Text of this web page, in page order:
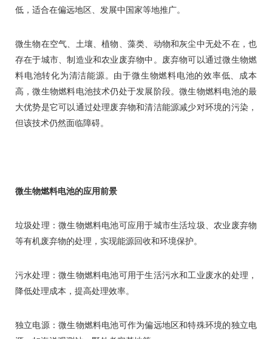
低，适合在偏远地区、发展中国家等地推广。
微生物在空气、土壤、植物、藻类、动物和灰尘中无处不在，也
存在于城市、制造业和农业废弃物中。废弃物可以通过微生物燃
料电池转化为清洁能源。由于微生物燃料电池的效率低、成本
高，微生物燃料电池技术仍处于发展阶段。微生物燃料电池的最
大优势是它可以通过处理废弃物和清洁能源减少对环境的污染，
但该技术仍然面临障碍。
微生物燃料电池的应用前景
垃圾处理：微生物燃料电池可应用于城市生活垃圾、农业废弃物
等有机废弃物的处理，实现能源回收和环境保护。
污水处理：微生物燃料电池可用于生活污水和工业废水的处理，
降低处理成本，提高处理效率。
独立电源：微生物燃料电池可作为偏远地区和特殊环境的独立电